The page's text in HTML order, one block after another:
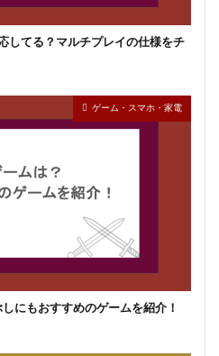
してる？マルチプレイの仕様をチ
ゲーム・スマホ・家電
にもおすすめのゲームを紹介！